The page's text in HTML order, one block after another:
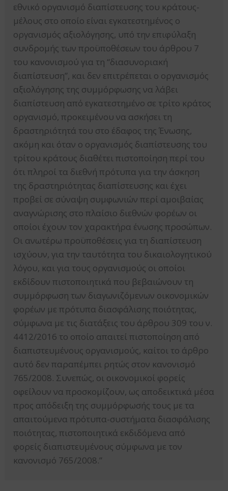
εθνικό οργανισμό διαπίστευσης του κράτους-
μέλους στο οποίο είναι εγκατεστημένος ο
οργανισμός αξιολόγησης, υπό την επιφύλαξη
συνδρομής των προϋποθέσεων του άρθρου 7
του κανονισμού για τη “διασυνοριακή
διαπίστευση”, και δεν επιτρέπεται ο οργανισμός
αξιολόγησης της συμμόρφωσης να λάβει
διαπίστευση από εγκατεστημένο σε τρίτο κράτος
οργανισμό, προκειμένου να ασκήσει τη
δραστηριότητά του στο έδαφος της Ένωσης,
ακόμη και όταν ο οργανισμός διαπίστευσης του
τρίτου κράτους διαθέτει πιστοποίηση περί του
ότι πληροί τα διεθνή πρότυπα για την άσκηση
της δραστηριότητας διαπίστευσης και έχει
προβεί σε σύναψη συμφωνιών περί αμοιβαίας
αναγνώρισης στο πλαίσιο διεθνών φορέων οι
οποίοι έχουν τον χαρακτήρα ένωσης προσώπων.
Οι ανωτέρω προϋποθέσεις για τη διαπίστευση
ισχύουν, για την ταυτότητα του δικαιολογητικού
λόγου, και για τους οργανισμούς οι οποίοι
εκδίδουν πιστοποιητικά που βεβαιώνουν τη
συμμόρφωση των διαγωνιζόμενων οικονομικών
φορέων με πρότυπα διασφάλισης ποιότητας,
σύμφωνα με τις διατάξεις του άρθρου 309 του ν.
4412/2016 το οποίο απαιτεί πιστοποίηση από
διαπιστευμένους οργανισμούς, καίτοι το άρθρο
αυτό δεν παραπέμπει ρητώς στον κανονισμό
765/2008. Συνεπώς, οι οικονομικοί φορείς
οφείλουν να προσκομίζουν, ως αποδεικτικά μέσα
προς απόδειξη της συμμόρφωσής τους με τα
απαιτούμενα πρότυπα-συστήματα διασφάλισης
ποιότητας, πιστοποιητικά εκδιδόμενα από
φορείς διαπιστευμένους σύμφωνα με τον
κανονισμό 765/2008.”